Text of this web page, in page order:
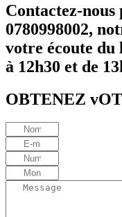
Contactez-nous
0780998002,
votre écoute du
à 12h30 et de
OBTENEZ